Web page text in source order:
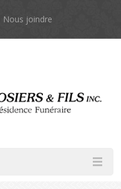
Nous joindre